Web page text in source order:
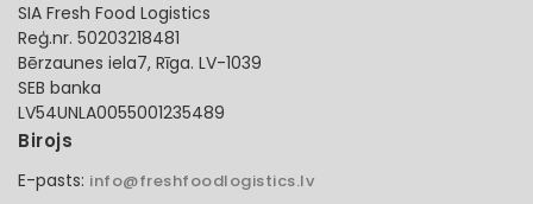
SIA Fresh Food Logistics
Reģ.nr. 50203218481
Bērzaunes iela7, Rīga. LV-1039
SEB banka
LV54UNLA0055001235489
Birojs
E-pasts: info@freshfoodlogistics.lv